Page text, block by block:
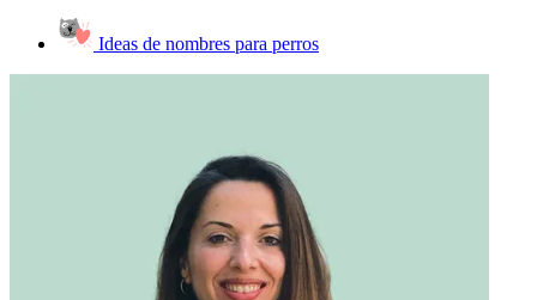
Ideas de nombres para perros